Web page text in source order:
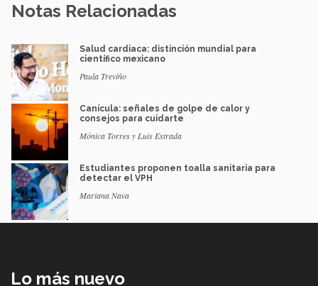
Notas Relacionadas
Salud cardiaca: distinción mundial para
científico mexicano
Paula Treviño
Canícula: señales de golpe de calor y
consejos para cuidarte
Mónica Torres y Luis Estrada
Estudiantes proponen toalla sanitaria para
detectar el VPH
Mariana Nava
Lo más nuevo